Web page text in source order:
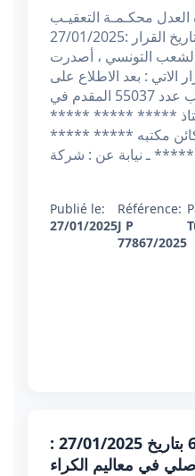
العدل محكـمـة التعقيـب
القــضــية عـدد: 77867 تاريخ القرار :27/01/2025
الشعب التونسي ، أصدرت
الاتي : بعد الاطلاع على
مطلب التعقيب عدد 55037 المقدم في
من الأستاذ ***** ***** *****
مكتبه ***** *****
Publié le:
27/01/2025
Référence:
J P
77867/2025
قرار تعقيبي عدد 67385 بتاريخ 27/01/2025 :
في معاليم الكراء